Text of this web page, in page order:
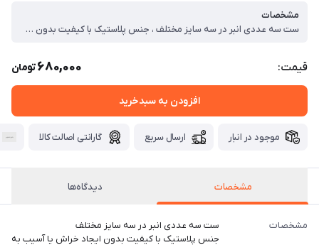
مشخصات
ست سه عددی انبر در سه سایز مختلف ، جنس پلاستیک با کیفیت بدون ایجاد خراش یا آسیب به ظروف ، مقاوم در برابر حرارت بالا ، مناسب برای ظروف نچسب ، بدون نگرانی از شکستن یا خراب شدن
قیمت: 680,000تومان
افزودن به سبدخرید
موجود در انبار ارسال سریع گارانتی اصالت کالا
مشخصات دیدگاه‌ها
مشخصات
ست سه عددی انبر در سه سایز مختلف
جنس پلاستیک با کیفیت بدون ایجاد خراش یا آسیب به